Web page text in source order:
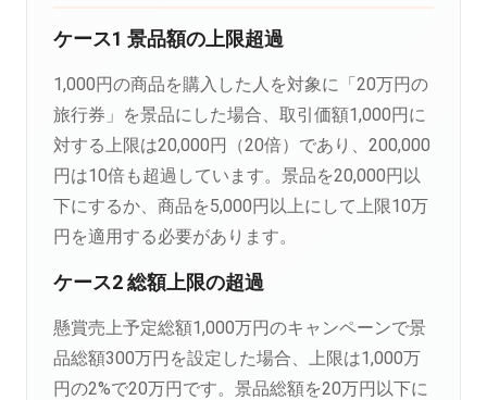
ケース1 景品額の上限超過
1,000円の商品を購入した人を対象に「20万円の
旅行券」を景品にした場合、取引価額1,000円に
対する上限は20,000円（20倍）であり、200,000
円は10倍も超過しています。景品を20,000円以
下にするか、商品を5,000円以上にして上限10万
円を適用する必要があります。
ケース2 総額上限の超過
懸賞売上予定総額1,000万円のキャンペーンで景
品総額300万円を設定した場合、上限は1,000万
円の2%で20万円です。景品総額を20万円以下に